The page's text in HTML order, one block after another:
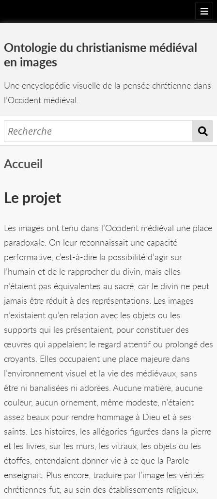
Accueil
Projet
Arborescence
Images
Équipe
Ontologie du christianisme médiéval
en images
Une encyclopédie visuelle de la pensée chrétienne dans
l’Occident médiéval.
Accueil
Le projet
Les images ont tenu dans l’Occident médiéval une place
paradoxale. On leur reconnaissait une capacité
performative, c’est-à-dire la possibilité d’agir sur
l’humain et de le rapprocher du divin, mais elles
n’étaient pas équivalentes au sacré, car le divin ne peut
jamais être réduit à des représentations. Les images
n’existaient qu’en relation avec les objets ou les
supports qui les présentaient, pour constituer des
œuvres qui appelaient le regard attentif ou prolongé des
croyants. Elles occupaient une place majeure dans
l’environnement visuel et la vie des médiévaux, sans
être ni banalisées ni adorées. Aucune matière, aucune
couleur, aucun ornement, même modeste, n’étaient
assez beaux pour rendre hommage à Dieu et à ses
saints. Les histoires, les allégories figurées dans la pierre
et les livres, sur les murs, les vitraux, les objets ou les
étoffes, entendaient donner vie à ce que la Parole
enseignait. Plus encore, traduire par l’image les vérités
chrétiennes fut, au sein des établissements religieux,